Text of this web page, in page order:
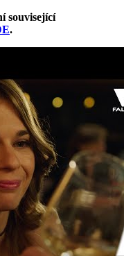
související
.